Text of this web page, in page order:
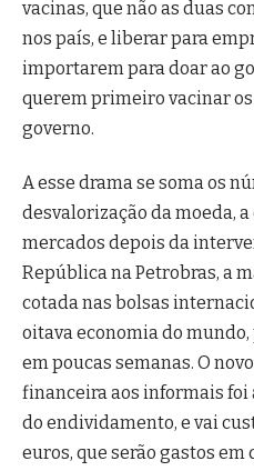
vacinas, que não as duas
nos país, e liberar para
importarem para doar ao
querem primeiro vacinar
governo.
A esse drama se soma os
desvalorização da moeda,
mercados depois da
República na Petrobras, a
cotada nas bolsas
oitava economia do
em poucas semanas. O
financeira aos informais foi
do endividamento, e vai
euros, que serão gastos em